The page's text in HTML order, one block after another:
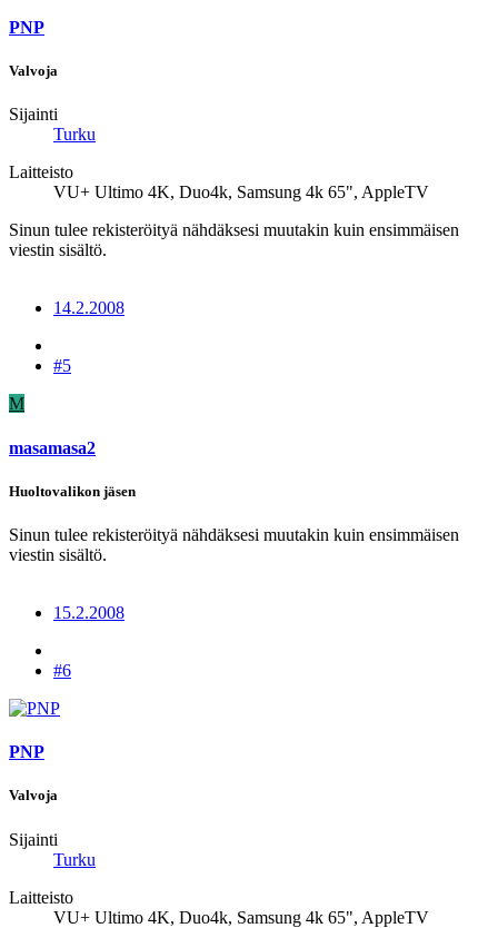
PNP
Valvoja
Sijainti
Turku
Laitteisto
VU+ Ultimo 4K, Duo4k, Samsung 4k 65", AppleTV
Sinun tulee rekisteröityä nähdäksesi muutakin kuin ensimmäisen
viestin sisältö.
14.2.2008
#5
M
masamasa2
Huoltovalikon jäsen
Sinun tulee rekisteröityä nähdäksesi muutakin kuin ensimmäisen
viestin sisältö.
15.2.2008
#6
PNP
Valvoja
Sijainti
Turku
Laitteisto
VU+ Ultimo 4K, Duo4k, Samsung 4k 65", AppleTV